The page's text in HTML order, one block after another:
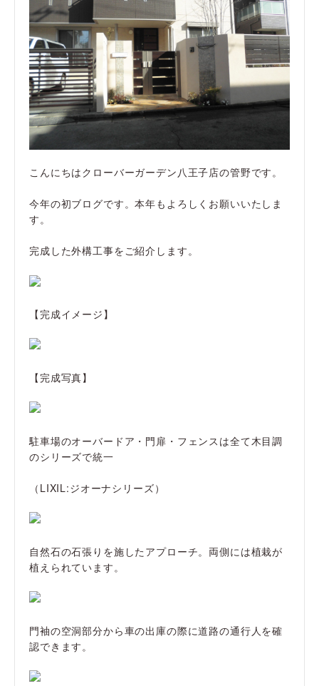
こんにちはクローバーガーデン八王子店の管野です。
今年の初ブログです。本年もよろしくお願いいたしま
す。
完成した外構工事をご紹介します。
【完成イメージ】
【完成写真】
駐車場のオーバードア・門扉・フェンスは全て木目調
のシリーズで統一
（LIXIL:ジオーナシリーズ）
自然石の石張りを施したアプローチ。両側には植栽が
植えられています。
門袖の空洞部分から車の出庫の際に道路の通行人を確
認できます。